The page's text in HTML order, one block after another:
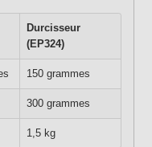
Durcisseur
(EP324)
150 grammes
300 grammes
1,5 kg